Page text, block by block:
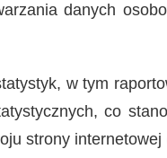
danych
w tym
co
strony